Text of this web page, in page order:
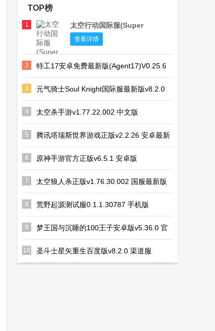
海盗捕鱼话费
版
纪念碑谷2国
际服
(Monument
部最新版本
全民僵尸大战
MOD修改器版
盒子里的猫咪
Steam移植版
花手机版
TOP榜
1
太空行动国际服(Super
Sus)
查看详情
2
特工17安卓免费最新版(Agent17)V0.25.6
安卓版
3
元气骑士Soul Knight国际服最新版v8.2.0
安卓最新版
4 太空杀手游v1.77.22.002 中文版
5
腾讯塔瑞斯世界游戏正版v2.2.26 安卓最新
版
6 原神手游官方正版v6.5.1 安卓版
7 太空狼人杀正版v1.76.30.002 国服最新版
8 荒野起源测试服0.1.1.30787 手机版
9
梦王国与沉睡的100王子安卓版v5.36.0 官
方版
10 圣斗士星矢重生百度版v8.2.0 渠道服